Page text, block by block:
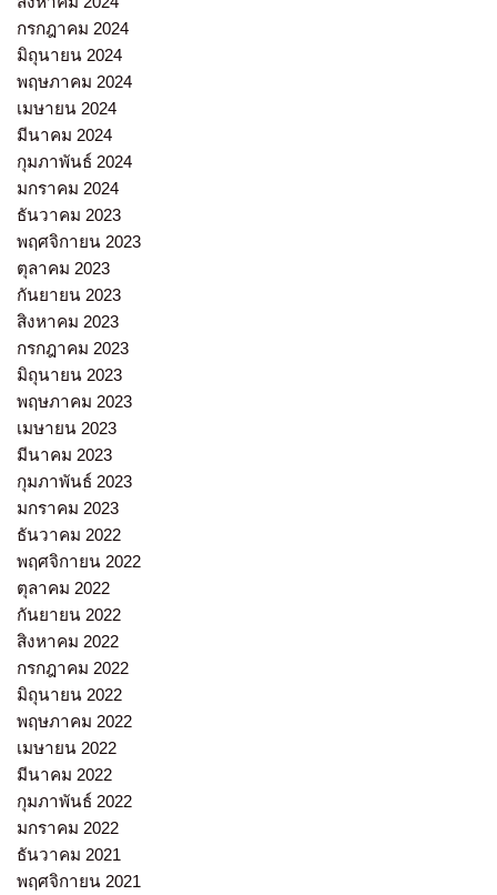
กรกฎาคม 2024
มิถุนายน 2024
พฤษภาคม 2024
เมษายน 2024
มีนาคม 2024
กุมภาพันธ์ 2024
มกราคม 2024
ธันวาคม 2023
พฤศจิกายน 2023
ตุลาคม 2023
กันยายน 2023
สิงหาคม 2023
กรกฎาคม 2023
มิถุนายน 2023
พฤษภาคม 2023
เมษายน 2023
มีนาคม 2023
กุมภาพันธ์ 2023
มกราคม 2023
ธันวาคม 2022
พฤศจิกายน 2022
ตุลาคม 2022
กันยายน 2022
สิงหาคม 2022
กรกฎาคม 2022
มิถุนายน 2022
พฤษภาคม 2022
เมษายน 2022
มีนาคม 2022
กุมภาพันธ์ 2022
มกราคม 2022
ธันวาคม 2021
พฤศจิกายน 2021